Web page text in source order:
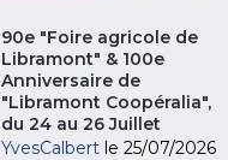
90e "Foire agricole de
Libramont" & 100e
Anniversaire de
"Libramont Coopéralia",
du 24 au 26 Juillet
YvesCalbert le 25/07/2026